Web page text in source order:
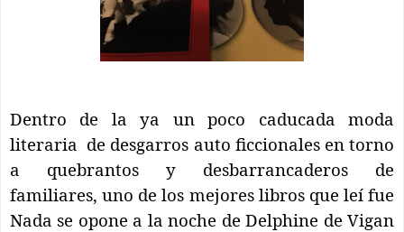
Dentro de la ya un poco caducada moda
literaria de desgarros auto ficcionales en torno
a quebrantos y desbarrancaderos de
familiares, uno de los mejores libros que leí fue
Nada se opone a la noche de Delphine de Vigan